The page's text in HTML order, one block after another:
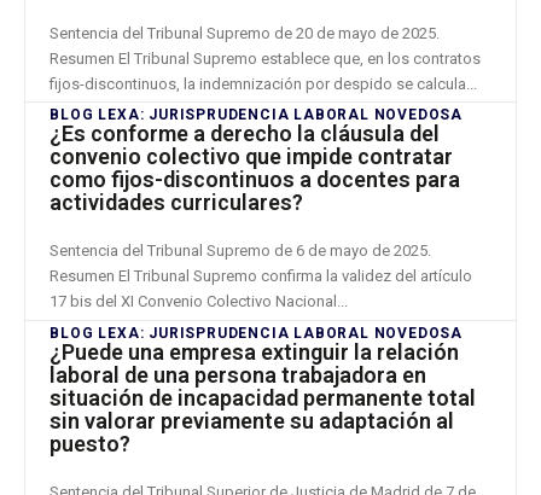
Sentencia del Tribunal Supremo de 20 de mayo de 2025.
Resumen El Tribunal Supremo establece que, en los contratos
fijos-discontinuos, la indemnización por despido se calcula...
BLOG LEXA: JURISPRUDENCIA LABORAL NOVEDOSA
¿Es conforme a derecho la cláusula del
convenio colectivo que impide contratar
como fijos-discontinuos a docentes para
actividades curriculares?
Sentencia del Tribunal Supremo de 6 de mayo de 2025.
Resumen El Tribunal Supremo confirma la validez del artículo
17 bis del XI Convenio Colectivo Nacional...
BLOG LEXA: JURISPRUDENCIA LABORAL NOVEDOSA
¿Puede una empresa extinguir la relación
laboral de una persona trabajadora en
situación de incapacidad permanente total
sin valorar previamente su adaptación al
puesto?